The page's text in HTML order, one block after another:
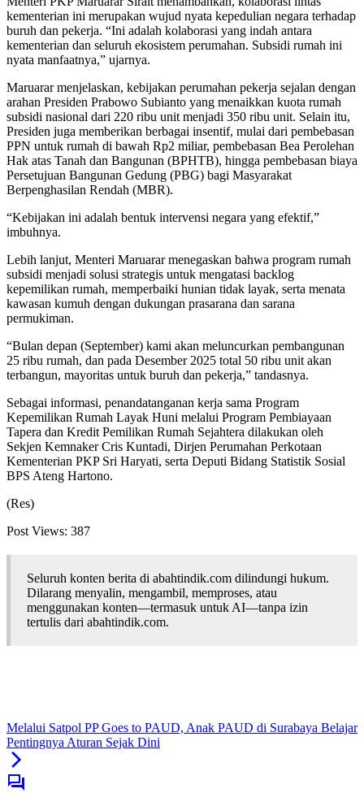
kementerian ini merupakan wujud nyata kepedulian negara terhadap
buruh dan pekerja. “Ini adalah kolaborasi yang indah antara
kementerian dan seluruh ekosistem perumahan. Subsidi rumah ini
nyata manfaatnya,” ujarnya.
Maruarar menjelaskan, kebijakan perumahan pekerja sejalan dengan
arahan Presiden Prabowo Subianto yang menaikkan kuota rumah
subsidi nasional dari 220 ribu unit menjadi 350 ribu unit. Selain itu,
Presiden juga memberikan berbagai insentif, mulai dari pembebasan
PPN untuk rumah di bawah Rp2 miliar, pembebasan Bea Perolehan
Hak atas Tanah dan Bangunan (BPHTB), hingga pembebasan biaya
Persetujuan Bangunan Gedung (PBG) bagi Masyarakat
Berpenghasilan Rendah (MBR).
“Kebijakan ini adalah bentuk intervensi negara yang efektif,”
imbuhnya.
Lebih lanjut, Menteri Maruarar menegaskan bahwa program rumah
subsidi menjadi solusi strategis untuk mengatasi backlog
kepemilikan rumah, memperbaiki hunian tidak layak, serta menata
kawasan kumuh dengan dukungan prasarana dan sarana
permukiman.
“Bulan depan (September) kami akan meluncurkan pembangunan
25 ribu rumah, dan pada Desember 2025 total 50 ribu unit akan
terbangun, mayoritas untuk buruh dan pekerja,” tandasnya.
Sebagai informasi, penandatanganan kerja sama Program
Kepemilikan Rumah Layak Huni melalui Program Pembiayaan
Tapera dan Kredit Pemilikan Rumah Sejahtera dilakukan oleh
Sekjen Kemnaker Cris Kuntadi, Dirjen Perumahan Perkotaan
Kementerian PKP Sri Haryati, serta Deputi Bidang Statistik Sosial
BPS Ateng Hartono.
(Res)
Post Views: 387
Seluruh konten berita di abahtindik.com dilindungi hukum.
Dilarang menyalin, mengambil, memproses, atau
menggunakan konten—termasuk untuk AI—tanpa izin
tertulis dari abahtindik.com.
Melalui Satpol PP Goes to PAUD, Anak PAUD di Surabaya Belajar
Pentingnya Aturan Sejak Dini